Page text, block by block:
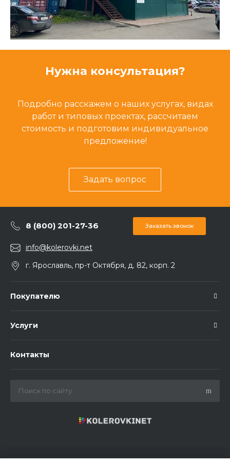
Нужна консультация?
Подробно расскажем о наших услугах, видах
работ и типовых проектах, рассчитаем
стоимость и подготовим индивидуальное
предложение!
Задать вопрос
8 (800) 201-27-36 Заказать звонок
info@kolerovki.net
г. Ярославль, пр-т Октября, д. 82, корп. 2
Покупателю
Услуги
Контакты